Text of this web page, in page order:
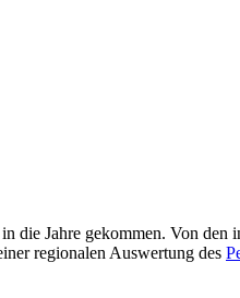
die Jahre gekommen. Von den
regionalen Auswertung des